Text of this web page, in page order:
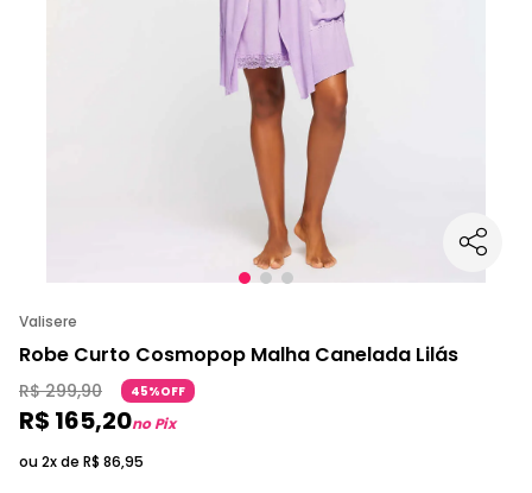
Valisere
Robe Curto Cosmopop Malha Canelada Lilás
R$ 299,90 45%OFF
R$ 165,20no Pix
ou 2x de R$ 86,95